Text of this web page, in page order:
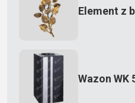
Element z
Wazon WK